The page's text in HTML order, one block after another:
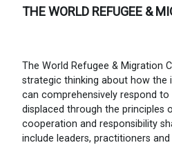
THE WORLD REFUGEE &
The World Refugee & Migration
strategic thinking about how
can comprehensively respond
displaced through the principles
cooperation and responsibility
include leaders, practitioners